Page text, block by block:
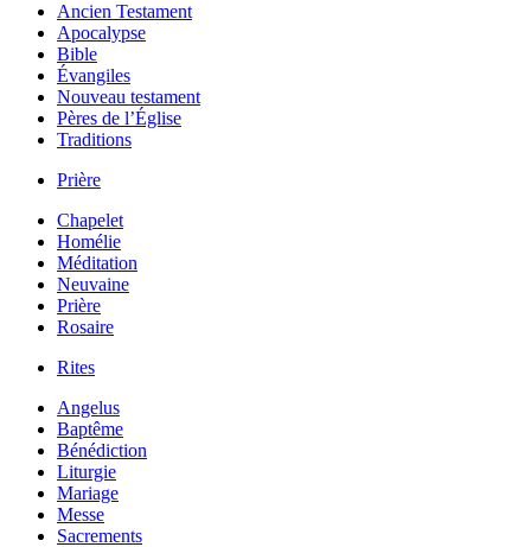
Ancien Testament
Apocalypse
Bible
Évangiles
Nouveau testament
Pères de l’Église
Traditions
Prière
Chapelet
Homélie
Méditation
Neuvaine
Prière
Rosaire
Rites
Angelus
Baptême
Bénédiction
Liturgie
Mariage
Messe
Sacrements